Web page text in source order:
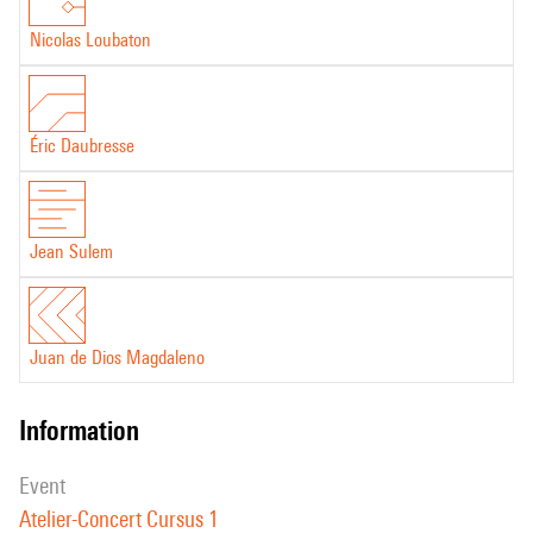
Nicolas Loubaton
Éric Daubresse
Jean Sulem
Juan de Dios Magdaleno
information
event
Atelier-Concert Cursus 1